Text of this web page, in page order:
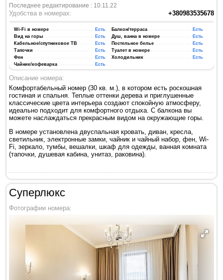
Последнее редактирование : 10.11.22
+380983535678
Удобства в номерах:
Wi-Fi в номере Есть Балкон/терраса
Есть
Вид на горы
Есть Душ, ванна в номере
Есть
Кабельное/спутниковое ТВ
Есть Постельное белье
Есть
Тапочки
Есть Туалет в номере
Есть
Фен
Есть Холодильник
Есть
Чайник/кофеварка
Есть
Описание номера:
Комфортабельный номер (30 кв. м.), в котором есть роскошная
гостиная и спальня. Теплые оттенки дерева и приглушенные
классические цвета интерьера создают спокойную атмосферу,
идеально подходит для комфортного отдыха. С балкона вы
можете наслаждаться прекрасным видом на окружающие горы.
В номере установлена двуспальная кровать, диван, кресла,
светильник, электронные замки, чайник и чайный набор, фен, Wi-
Fi, зеркало, тумбы, вешалки, шкаф для одежды, ванная комната
(тапочки, душевая кабина, унитаз, раковина).
Суперлюкс
Фотографии номера: